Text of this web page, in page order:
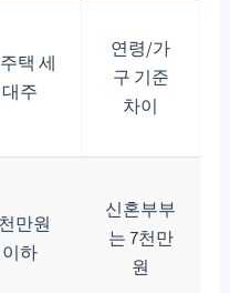
택 세
대주
연령/가
구 기준
차이
만원
이하
신혼부부
는 7천만
원